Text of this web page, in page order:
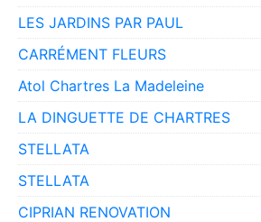
LES JARDINS PAR PAUL
CARRÉMENT FLEURS
Atol Chartres La Madeleine
LA DINGUETTE DE CHARTRES
STELLATA
STELLATA
CIPRIAN RENOVATION